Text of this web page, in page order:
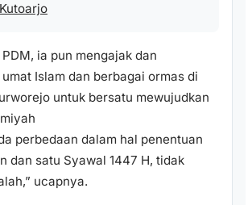
ia pun mengajak dan
Islam dan berbagai ormas di
untuk bersatu mewujudkan
perbedaan dalam hal penentuan
dan satu Syawal 1447 H, tidak
ucapnya.